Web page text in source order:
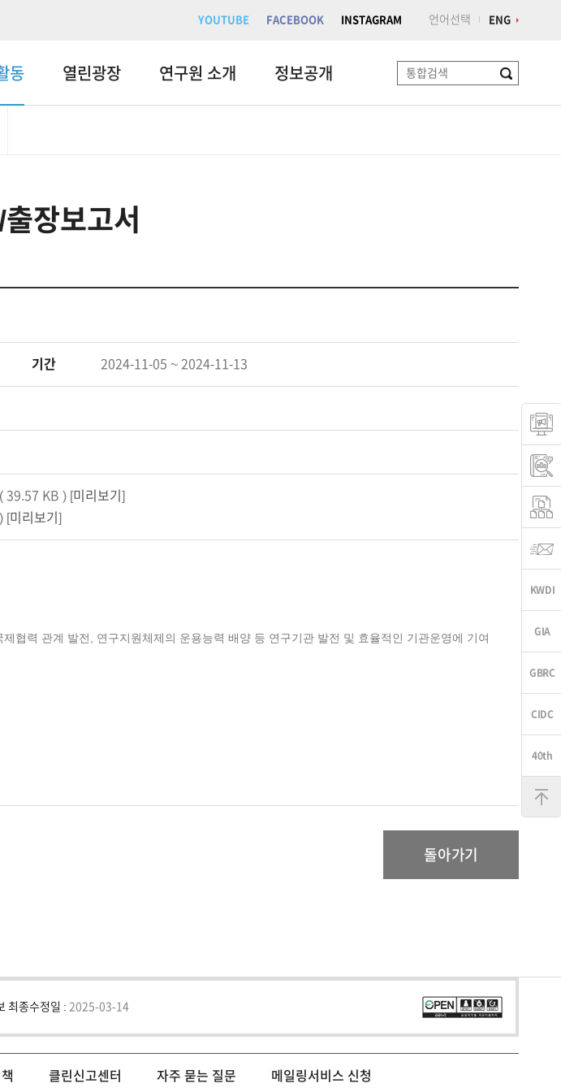
YOUTUBE FACEBOOK INSTAGRAM 언어선택 ENG
검
동 열린광장 연구원 소개 정보공개
장보고서
기간 2024-11-05 ~ 2024-11-13
( 39.57 KB ) [미리보기 ]
[미리보기 ]
협력 관계 발전, 연구지원체제의 운용능력 배양 등 연구기관 발전 및 효율적인 기관운영에 기여
돌아가기
최종수정일 : 2025-03-14
클린신고센터 자주 묻는 질문 메일링서비스 신청